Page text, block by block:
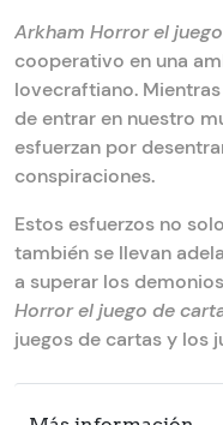
Arkham Horror el
cooperativo en una
lovecraftiano.
de entrar en nuestro
esfuerzan por
conspiraciones.
Estos esfuerzos no
también se llevan
a superar los
Horror el juego de
juegos de cartas y los